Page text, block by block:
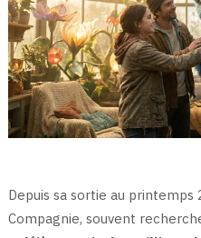
Depuis sa sortie au
Compagnie, souvent